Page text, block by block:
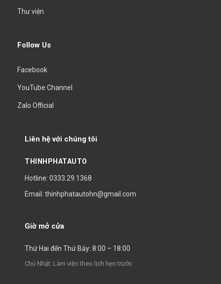
Thư viện
Follow Us
Facebook
YouTube Channel
Zalo Official
Liên hệ với chúng tôi
THINHPHATAUTO
Hotline: 0333.29.1368
Email: thinhphatautohn@gmail.com
Giờ mở cửa
Thứ Hai đến Thứ Bảy: 8:00 – 18:00
Chủ Nhật: Làm việc theo lịch hẹn trước